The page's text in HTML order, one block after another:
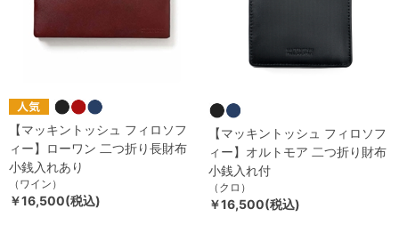
【マッキントッシュ フィロソフ
ィー】ローワン 二つ折り長財布
小銭入れあり
（ワイン）
￥16,500(税込)
【マッキントッシュ フィロソフ
ィー】オルトモア 二つ折り財布
小銭入れ付
（クロ）
￥16,500(税込)